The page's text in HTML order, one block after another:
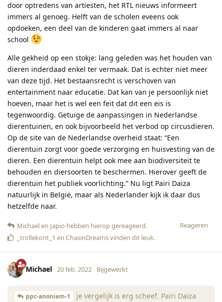
door optredens van artiesten, het RTL nieuws informeert
immers al genoeg. Helft van de scholen eveens ook
opdoeken, een deel van de kinderen gaat immers al naar
school
Alle gekheid op een stokje: lang geleden was het houden van
dieren inderdaad enkel ter vermaak. Dat is echter niet meer
van deze tijd. Het bestaansrecht is verschoven van
entertainment naar educatie. Dat kan van je persoonlijk niet
hoeven, maar het is wel een feit dat dit een eis is
tegenwoordig. Getuige de aanpassingen in Nederlandse
dierentuinen, en ook bijvoorbeeld het verbod op circusdieren.
Op de site van de Nederlandse overheid staat: “Een
dierentuin zorgt voor goede verzorging en huisvesting van de
dieren. Een dierentuin helpt ook mee aan biodiversiteit te
behouden en diersoorten te beschermen. Hierover geeft de
dierentuin het publiek voorlichting.” Nu ligt Pairi Daiza
natuurlijk in België, maar als Nederlander kijk ik daar dus
hetzelfde naar.
Reageren
Michaelen Japio hebben hierop gereageerd.
_trollekont_1 en ChasinDreamsvinden dit leuk.
Michael 20 feb. 2022 Bijgewerkt
ppc-anoniem-1
je vergelijk is erg scheef. Pairi Daiza